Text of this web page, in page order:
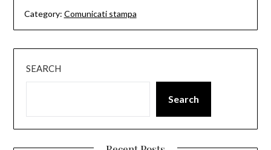
Category: Comunicati stampa
SEARCH
Search